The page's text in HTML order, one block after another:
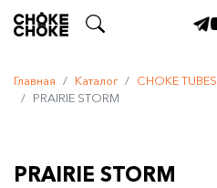
Главная Каталог CHOKE TUBES
PRAIRIE STORM
PRAIRIE STORM